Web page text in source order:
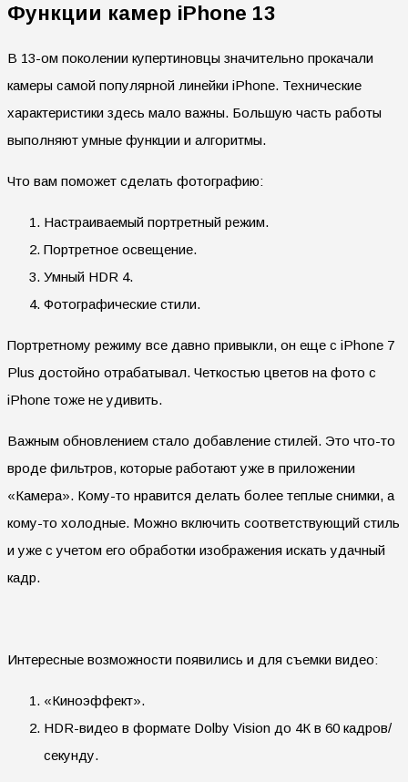
Функции камер iPhone 13
В 13-ом поколении купертиновцы значительно прокачали
камеры самой популярной линейки iPhone. Технические
характеристики здесь мало важны. Большую часть работы
выполняют умные функции и алгоритмы.
Что вам поможет сделать фотографию:
Настраиваемый портретный режим.
Портретное освещение.
Умный HDR 4.
Фотографические стили.
Портретному режиму все давно привыкли, он еще с iPhone 7
Plus достойно отрабатывал. Четкостью цветов на фото с
iPhone тоже не удивить.
Важным обновлением стало добавление стилей. Это что-то
вроде фильтров, которые работают уже в приложении
«Камера». Кому-то нравится делать более теплые снимки, а
кому-то холодные. Можно включить соответствующий стиль
и уже с учетом его обработки изображения искать удачный
кадр.
Интересные возможности появились и для съемки видео:
«Киноэффект».
HDR-видео в формате Dolby Vision до 4К в 60 кадров/
секунду.